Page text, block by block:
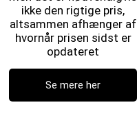
ikke den rigtige pris,
altsammen afhænger af
hvornår prisen sidst er
opdateret
Se mere her